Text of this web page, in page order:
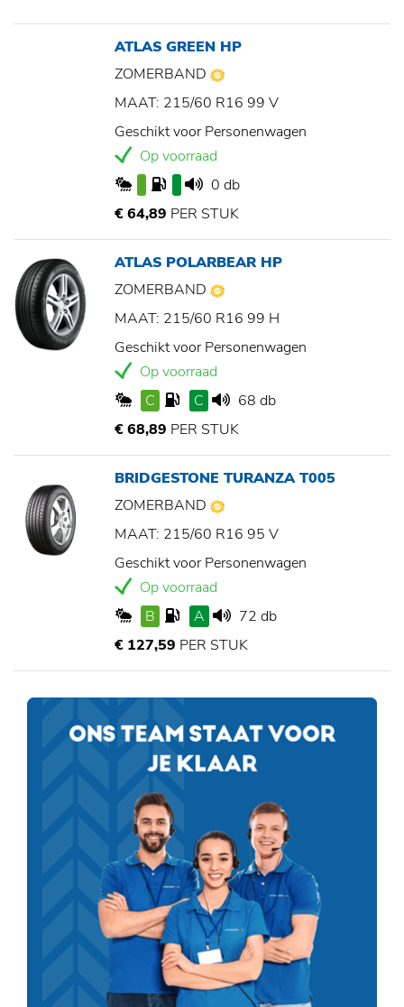
ATLAS GREEN HP
ZOMERBAND
MAAT: 215/60 R16 99 V
Geschikt voor Personenwagen
Op voorraad
0 db
€ 64,89 PER STUK
ATLAS POLARBEAR HP
ZOMERBAND
MAAT: 215/60 R16 99 H
Geschikt voor Personenwagen
Op voorraad
C
C
68 db
€ 68,89 PER STUK
BRIDGESTONE TURANZA T005
ZOMERBAND
MAAT: 215/60 R16 95 V
Geschikt voor Personenwagen
Op voorraad
B
A
72 db
€ 127,59 PER STUK